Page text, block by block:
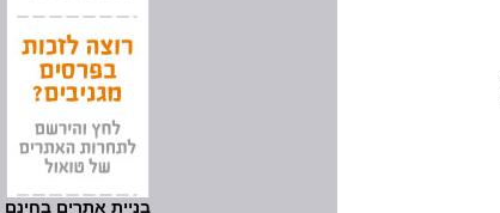
בניית אתרים בחינם